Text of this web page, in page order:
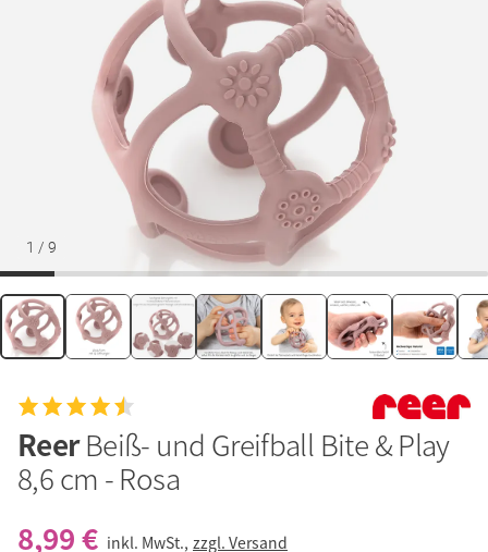
1 / 9
ReerBeiß- und Greifball Bite & Play
8,6 cm - Rosa
8,99 € inkl. MwSt., zzgl. Versand